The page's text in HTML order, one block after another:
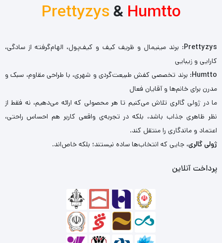
Prettyzys& Humtto
Prettyzys: برند مینیمال و ظریف کیف و کیف‌پول، الهام‌گرفته از سادگی،
کارایی و زیبایی
Humtto: برند تخصصی کفش طبیعت‌گردی و شهری، با طراحی مقاوم، سبک و
مدرن برای خانم‌ها و آقایان فعال
ما در ژولی گالری تلاش می‌کنیم تا هر محصولی که ارائه می‌دهیم، نه فقط از
نظر ظاهری جذاب باشد، بلکه در تجربه‌ی واقعی کاربر هم احساس راحتی،
اعتماد و ماندگاری را منتقل کند.
ژولی گالری، جایی که انتخاب‌ها ساده نیستند؛ بلکه خاص‌اند.
پرداخت آنلاین